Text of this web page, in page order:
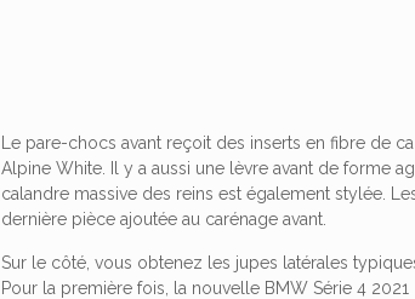
Le pare-chocs avant reçoit des inserts en fibre de
Alpine White. Il y a aussi une lèvre avant de forme
calandre massive des reins est également stylée.
dernière pièce ajoutée au carénage avant.
Sur le côté, vous obtenez les jupes latérales
Pour la première fois, la nouvelle BMW Série 4